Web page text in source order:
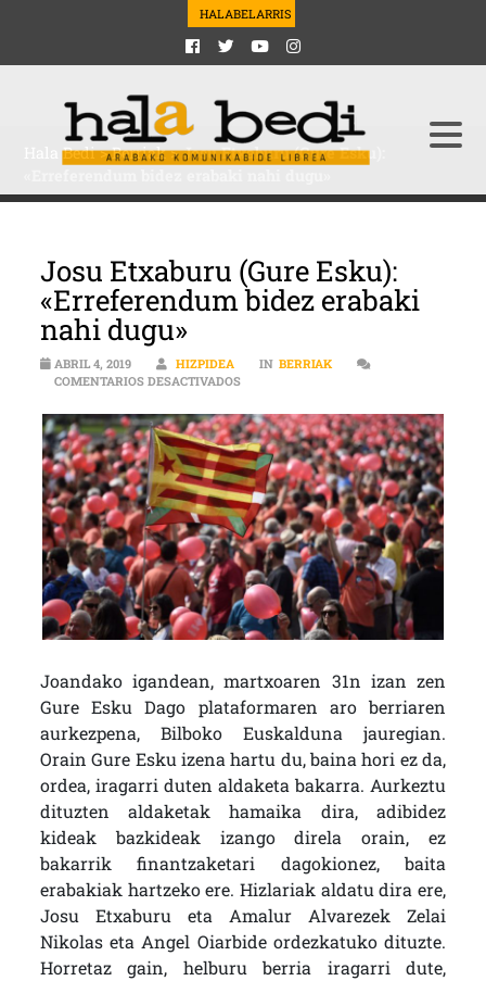
HALABELARRIS
Hala Bedi>Berriak>Josu Etxaburu (Gure Esku):
Josu Etxaburu (Gure Esku):
«Erreferendum bidez erabaki
nahi dugu»
ABRIL 4, 2019 HIZPIDEA IN BERRIAK
COMENTARIOS DESACTIVADOSEN JOSU ETXABURU (GURE ESKU):
Joandako igandean, martxoaren 31n izan zen
Gure Esku Dago plataformaren aro berriaren
aurkezpena, Bilboko Euskalduna jauregian.
Orain Gure Esku izena hartu du, baina hori ez da,
ordea, iragarri duten aldaketa bakarra. Aurkeztu
dituzten aldaketak hamaika dira, adibidez
kideak bazkideak izango direla orain, ez
bakarrik finantzaketari dagokionez, baita
erabakiak hartzeko ere. Hizlariak aldatu dira ere,
Josu Etxaburu eta Amalur Alvarezek Zelai
Nikolas eta Angel Oiarbide ordezkatuko dituzte.
Horretaz gain, helburu berria iragarri dute,